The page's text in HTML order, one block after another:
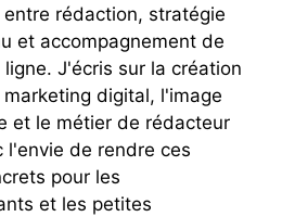
rédaction, stratégie
et accompagnement de
ligne. J'écris sur la création
digital, l'image
et le métier de rédacteur
l'envie de rendre ces
pour les
et les petites